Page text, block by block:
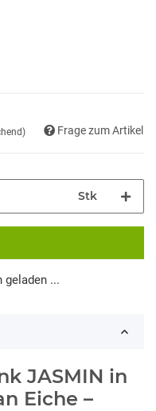
Frage zum Artikel
Stk
geladen ...
JASMIN in
Eiche –